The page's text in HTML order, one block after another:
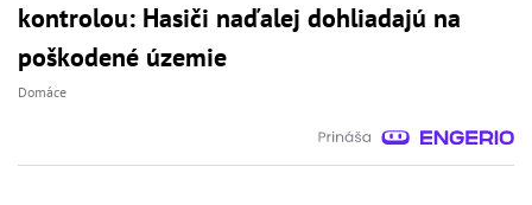
kontrolou: Hasiči naďalej dohliadajú na
poškodené územie
Domáce